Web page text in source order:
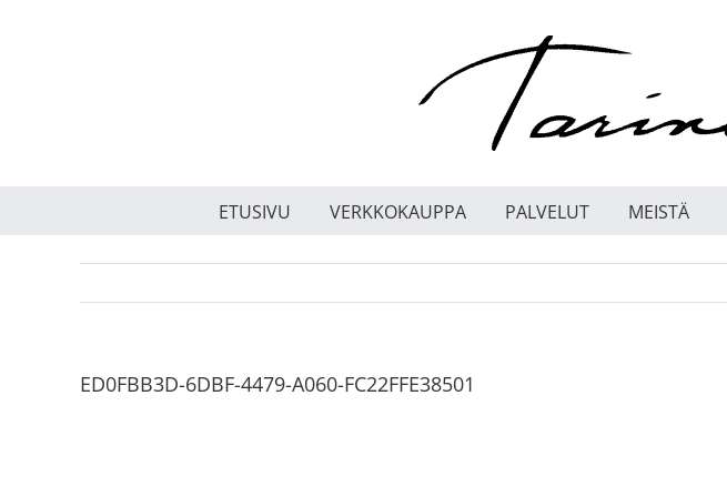
ETUSIVU VERKKOKAUPPA PALVELUT MEISTÄ
ED0FBB3D-6DBF-4479-A060-FC22FFE38501